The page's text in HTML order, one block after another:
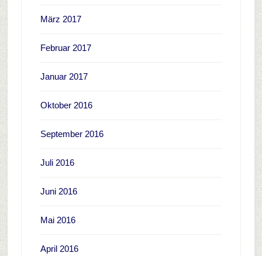
März 2017
Februar 2017
Januar 2017
Oktober 2016
September 2016
Juli 2016
Juni 2016
Mai 2016
April 2016